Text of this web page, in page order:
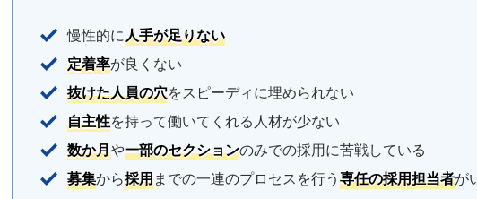
慢性的に人手が足りない
定着率が良くない
抜けた人員の穴をスピーディに埋められない
自主性を持って働いてくれる人材が少ない
数か月や一部のセクションのみでの採用に苦戦している
募集から採用までの一連のプロセスを行う 専任の採用担当者が